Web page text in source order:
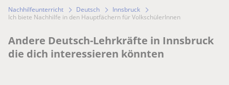
Nachhilfeunterricht Deutsch
Innsbruck
Ich biete Nachhilfe in den Hauptfächern für VolkschülerInnen
Andere Deutsch-Lehrkräfte in Innsbruck
die dich interessieren könnten